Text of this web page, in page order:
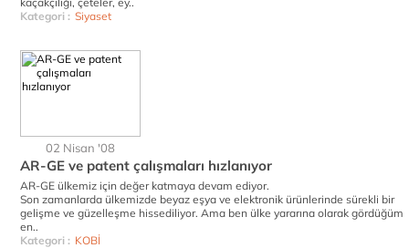
Kategori : Siyaset
02 Nisan '08
AR-GE ve patent çalışmaları hızlanıyor
AR-GE ülkemiz için değer katmaya devam ediyor.
Son zamanlarda ülkemizde beyaz eşya ve elektronik ürünlerinde sürekli bir
gelişme ve güzelleşme hissediliyor. Ama ben ülke yararına olarak gördüğüm
en..
Kategori : KOBİ